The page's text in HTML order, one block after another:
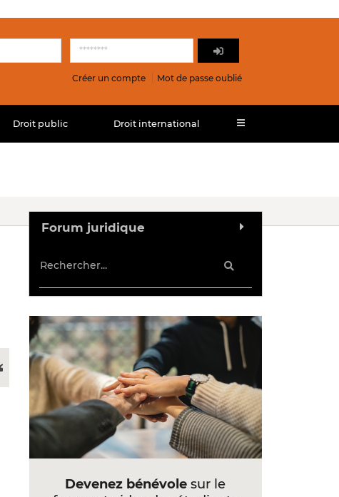
Créer un compte Mot de passe oublié
Droit public Droit international
Forum juridique
Devenez bénévole sur le